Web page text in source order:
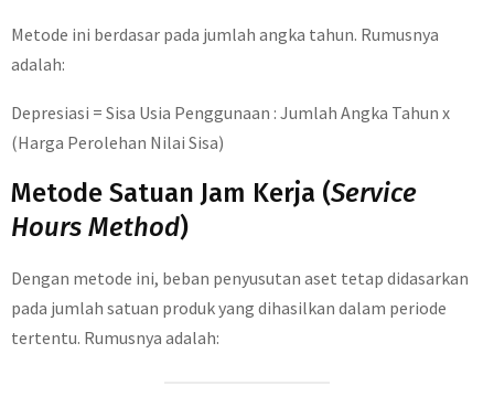
Metode ini berdasar pada jumlah angka tahun. Rumusnya
adalah:
Depresiasi = Sisa Usia Penggunaan : Jumlah Angka Tahun x
(Harga Perolehan Nilai Sisa)
Metode Satuan Jam Kerja (Service
Hours Method)
Dengan metode ini, beban penyusutan aset tetap didasarkan
pada jumlah satuan produk yang dihasilkan dalam periode
tertentu. Rumusnya adalah: